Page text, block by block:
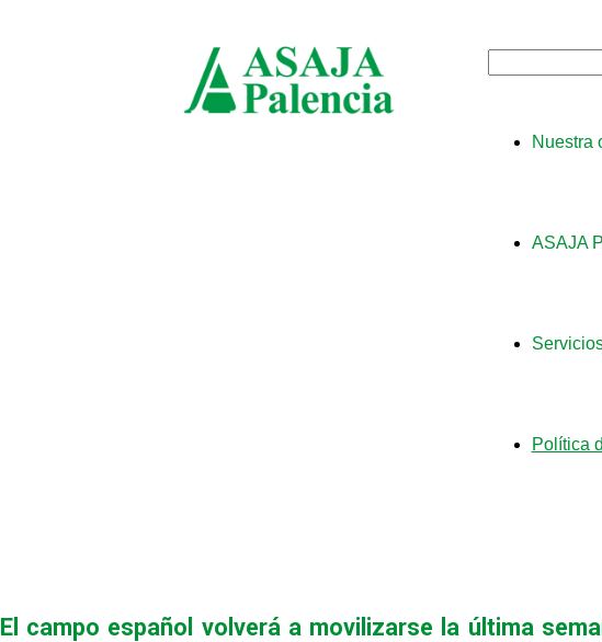
Nuestra
ASAJA
Política
El campo español volverá a movilizarse la última